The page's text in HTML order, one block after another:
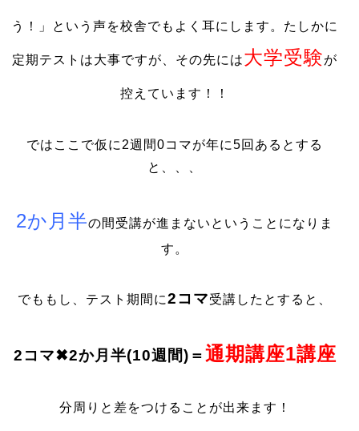
う！」という声を校舎でもよく耳にします。たしかに
定期テストは大事ですが、その先には大学受験が
控えています！！
ではここで仮に2週間0コマが年に5回あるとする
と、、、
2か月半の間受講が進まないということになりま
す。
でももし、テスト期間に2コマ受講したとすると、
2コマ✖2か月半(10週間)＝通期講座1講座
分周りと差をつけることが出来ます！